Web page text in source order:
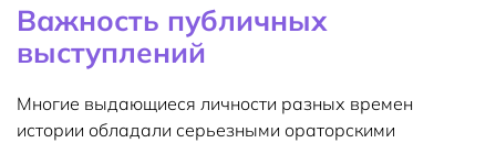
Важность публичных
выступлений
Многие выдающиеся личности разных времен
истории обладали серьезными ораторскими